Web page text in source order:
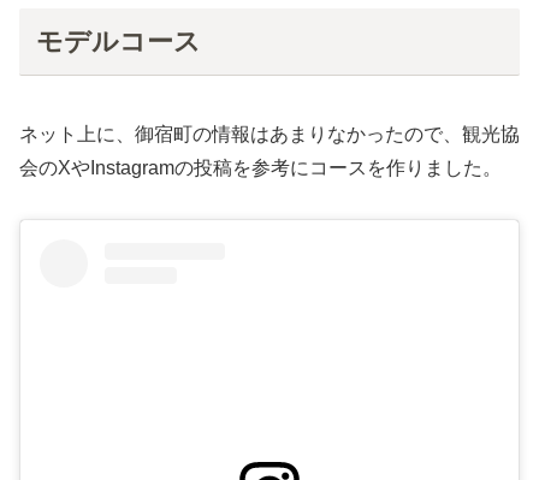
モデルコース
ネット上に、御宿町の情報はあまりなかったので、観光協
会のXやInstagramの投稿を参考にコースを作りました。